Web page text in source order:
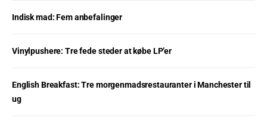
Indisk mad: Fem anbefalinger
Vinylpushere: Tre fede steder at købe LP’er
English Breakfast: Tre morgenmadsrestauranter i Manchester til
ug